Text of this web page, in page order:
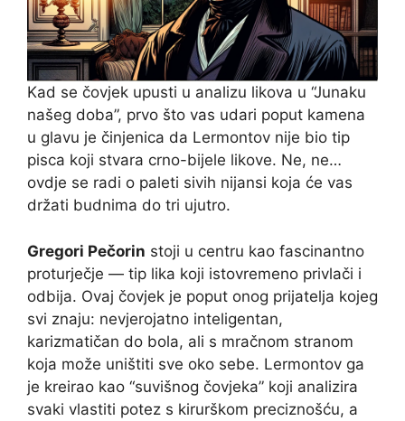
Kad se čovjek upusti u analizu likova u “Junaku
našeg doba”, prvo što vas udari poput kamena
u glavu je činjenica da Lermontov nije bio tip
pisca koji stvara crno-bijele likove. Ne, ne…
ovdje se radi o paleti sivih nijansi koja će vas
držati budnima do tri ujutro.
Gregori Pečorin stoji u centru kao fascinantno
proturječje — tip lika koji istovremeno privlači i
odbija. Ovaj čovjek je poput onog prijatelja kojeg
svi znaju: nevjerojatno inteligentan,
karizmatičan do bola, ali s mračnom stranom
koja može uništiti sve oko sebe. Lermontov ga
je kreirao kao “suvišnog čovjeka” koji analizira
svaki vlastiti potez s kirurškom preciznošću, a